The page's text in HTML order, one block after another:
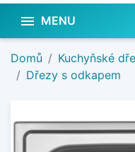
 MENU
Domů Kuchyňské
Dřezy s odkapem